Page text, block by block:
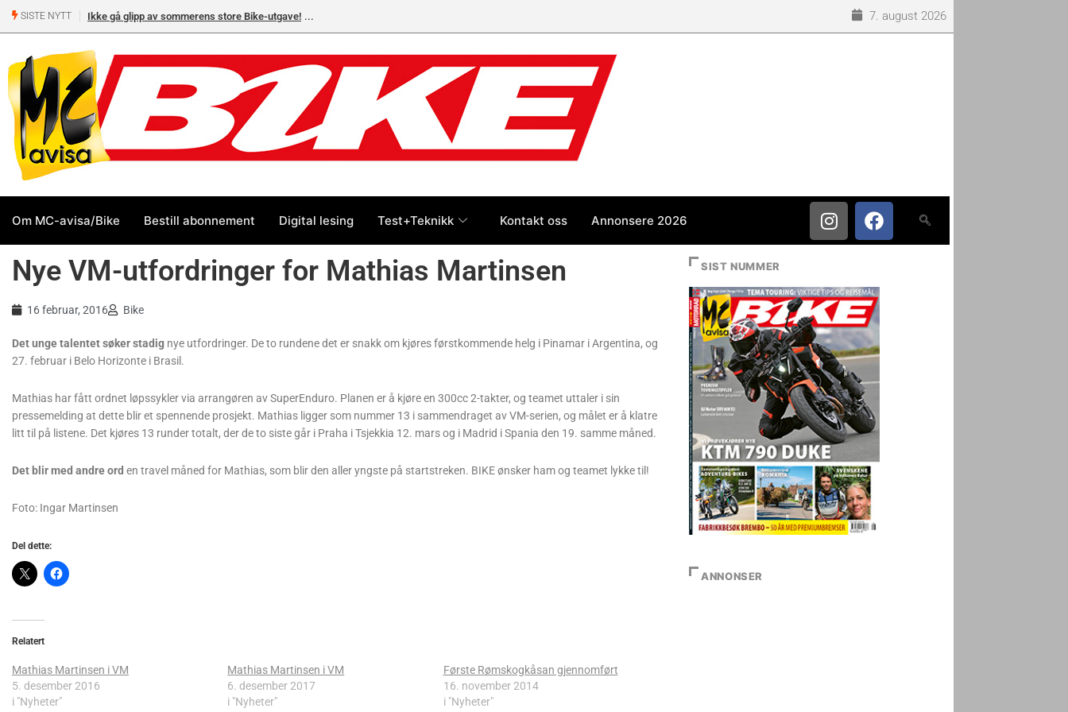
SISTE NYTT Ikke gå glipp av sommerens store Bike-utgave! 7. august 2026
Om MC-avisa/Bike Bestill abonnement Digital lesing Test+Teknikk Kontakt oss Annonsere 2026
Nye VM-utfordringer for Mathias Martinsen
16 februar, 2016 Bike
Det unge talentet søker stadig nye utfordringer. De to rundene det er snakk om kjøres førstkommende helg i Pinamar i Argentina, og
27. februar i Belo Horizonte i Brasil.
Mathias har fått ordnet løpssykler via arrangøren av SuperEnduro. Planen er å kjøre en 300cc 2-takter, og teamet uttaler i sin
pressemelding at dette blir et spennende prosjekt. Mathias ligger som nummer 13 i sammendraget av VM-serien, og målet er å klatre
litt til på listene. Det kjøres 13 runder totalt, der de to siste går i Praha i Tsjekkia 12. mars og i Madrid i Spania den 19. samme måned.
Det blir med andre ord en travel måned for Mathias, som blir den aller yngste på startstreken. BIKE ønsker ham og teamet lykke til!
Foto: Ingar Martinsen
Del dette:
Relatert
Mathias Martinsen i VM
5. desember 2016
i "Nyheter"
Mathias Martinsen i VM
6. desember 2017
i "Nyheter"
Første Rømskogkåsan gjennomført
16. november 2014
i "Nyheter"
SIST NUMMER
ANNONSER